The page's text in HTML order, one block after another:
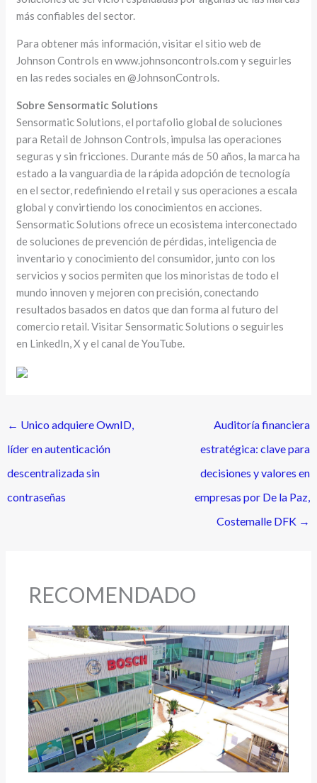
más confiables del sector.
Para obtener más información, visitar el sitio web de
Johnson Controls en www.johnsoncontrols.com y seguirles
en las redes sociales en @JohnsonControls.
Sobre Sensormatic Solutions
Sensormatic Solutions, el portafolio global de soluciones
para Retail de Johnson Controls, impulsa las operaciones
seguras y sin fricciones. Durante más de 50 años, la marca ha
estado a la vanguardia de la rápida adopción de tecnología
en el sector, redefiniendo el retail y sus operaciones a escala
global y convirtiendo los conocimientos en acciones.
Sensormatic Solutions ofrece un ecosistema interconectado
de soluciones de prevención de pérdidas, inteligencia de
inventario y conocimiento del consumidor, junto con los
servicios y socios permiten que los minoristas de todo el
mundo innoven y mejoren con precisión, conectando
resultados basados ​​en datos que dan forma al futuro del
comercio retail. Visitar Sensormatic Solutions o seguirles
en LinkedIn, X y el canal de YouTube.
← Unico adquiere OwnID,
líder en autenticación
descentralizada sin
contraseñas
Auditoría financiera
estratégica: clave para
decisiones y valores en
empresas por De la Paz,
Costemalle DFK →
RECOMENDADO